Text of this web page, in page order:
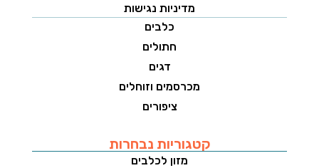
מדיניות נגישות
כלבים
חתולים
דגים
מכרסמים וזוחלים
ציפורים
קטגוריות נבחרות
מזון לכלבים